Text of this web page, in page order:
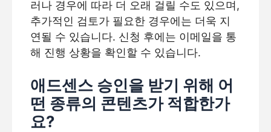
러나 경우에 따라 더 오래 걸릴 수도 있으며,
추가적인 검토가 필요한 경우에는 더욱 지
연될 수 있습니다. 신청 후에는 이메일을 통
해 진행 상황을 확인할 수 있습니다.
애드센스 승인을 받기 위해 어
떤 종류의 콘텐츠가 적합한가
요?